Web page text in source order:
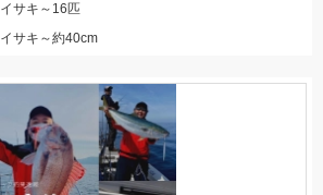
イサキ～16匹
イサキ～約40cm